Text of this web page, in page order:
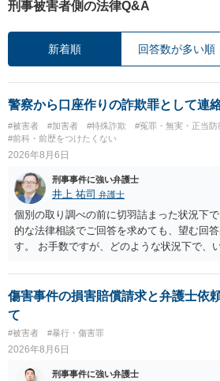
刑事被害者側の法律Q&A
新着順 回答数が多い順
警察から口座作りの詐欺罪として連
#被害者 #加害者 #特殊詐欺 #冤罪・無実・正当防
#前科・前歴をつけたくない
2026年8月6日
刑事事件に強い弁護士
井上 祐司 弁護士
個別の取り調べの前に切羽詰まった状況下
的な法律相談でご回答を求めても、望む回
す。 お手数ですが、どのような状況下で、
の程度だと聞いているのかということにつ
相談を受けられたうえで対処方法を探され
一般論でいえば、任意取り調べの場合、Ｉ
り調べ内容を録音することは必須だと考えま
傷害事件の損害賠償請求と弁護士依
て
#被害者 #暴行・傷害罪
2026年8月6日
刑事事件に強い弁護士